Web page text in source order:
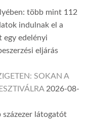
több mint 112
indulnak el a
egy edelényi
eljárás
SOKAN A
2026-08-
százezer látogatót